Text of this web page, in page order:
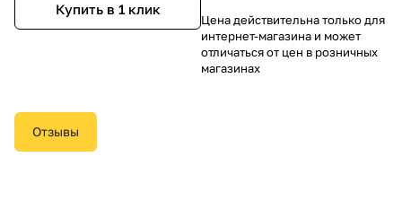
Купить в 1 клик
Цена действительна только для
интернет-магазина и может
отличаться от цен в розничных
магазинах
Отзывы